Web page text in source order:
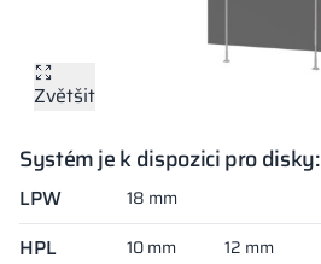
Zvětšit
Zvětšit
Zvětšit
Zvětšit
Zvětšit
Systém je k dispozici pro disky:
LPW 18 mm
HPL 10 mm 12 mm